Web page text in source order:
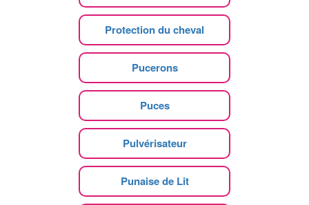
Protection du cheval
Pucerons
Puces
Pulvérisateur
Punaise de Lit